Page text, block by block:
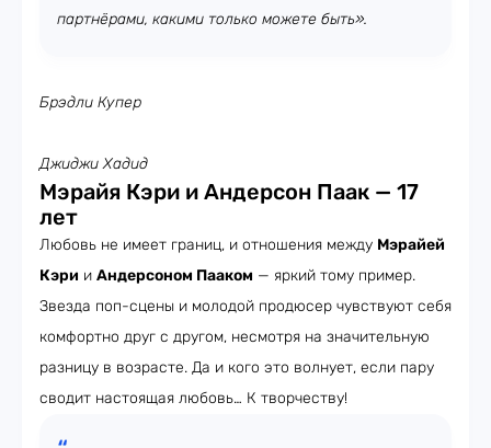
партнёрами, какими только можете быть».
Брэдли Купер
Джиджи Хадид
Мэрайя Кэри и Андерсон Паак — 17
лет
Любовь не имеет границ, и отношения между Мэрайей
Кэри и Андерсоном Пааком — яркий тому пример.
Звезда поп-сцены и молодой продюсер чувствуют себя
комфортно друг с другом, несмотря на значительную
разницу в возрасте. Да и кого это волнует, если пару
сводит настоящая любовь… К творчеству!